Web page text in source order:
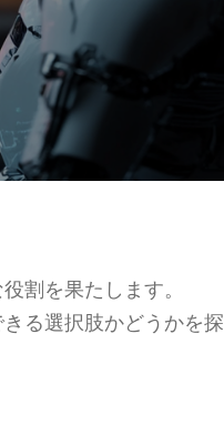
割を果たします。
る選択肢かどうかを探